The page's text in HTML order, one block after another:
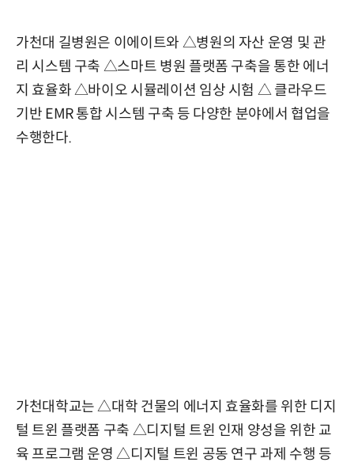
가천대 길병원은 이에이트와 △병원의 자산 운영 및 관
리 시스템 구축 △스마트 병원 플랫폼 구축을 통한 에너
지 효율화 △바이오 시뮬레이션 임상 시험 △ 클라우드
기반 EMR 통합 시스템 구축 등 다양한 분야에서 협업을
수행한다.
가천대학교는 △대학 건물의 에너지 효율화를 위한 디지
털 트윈 플랫폼 구축 △디지털 트윈 인재 양성을 위한 교
육 프로그램 운영 △디지털 트윈 공동 연구 과제 수행 등